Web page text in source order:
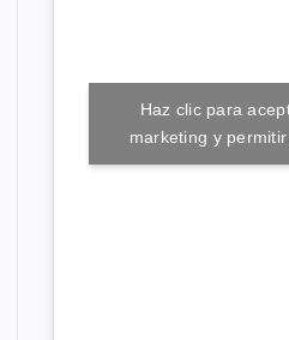
Haz clic para
marketing y